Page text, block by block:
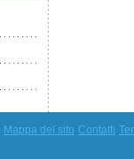
Mappa del sito Contatti